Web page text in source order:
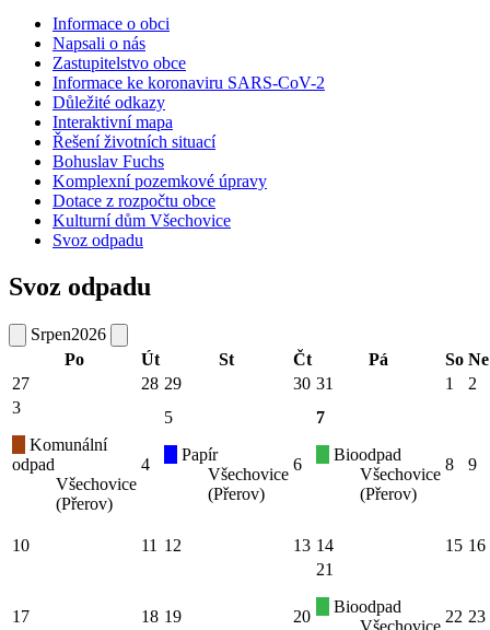
Informace o obci
Napsali o nás
Zastupitelstvo obce
Informace ke koronaviru SARS-CoV-2
Důležité odkazy
Interaktivní mapa
Řešení životních situací
Bohuslav Fuchs
Komplexní pozemkové úpravy
Dotace z rozpočtu obce
Kulturní dům Všechovice
Svoz odpadu
Svoz odpadu
Srpen2026
Po
Út St Čt Pá So Ne
27
28 29 30 31 1
2
3
Komunální
odpad
Všechovice
(Přerov)
4
5
Papír
Všechovice
(Přerov)
6
7
Bioodpad
Všechovice
(Přerov)
8 9
10 11 12 13 14 15 16
17 18 19 20
21
Bioodpad
22 23